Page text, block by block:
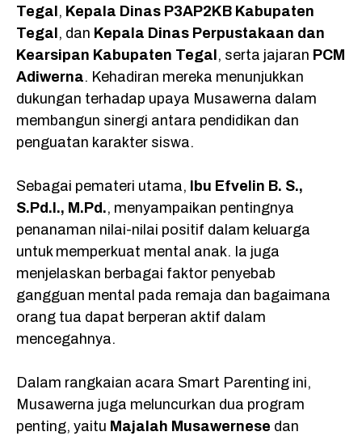
Tegal , Kepala Dinas P3AP2KB Kabupaten
Tegal , dan Kepala Dinas Perpustakaan dan
Kearsipan Kabupaten Tegal , serta jajaran PCM
Adiwerna. Kehadiran mereka menunjukkan
dukungan terhadap upaya Musawerna dalam
membangun sinergi antara pendidikan dan
penguatan karakter siswa.
Sebagai pemateri utama,
Ibu Efvelin B. S.,
S.Pd.I., M.Pd., menyampaikan pentingnya
penanaman nilai-nilai positif dalam keluarga
untuk memperkuat mental anak. Ia juga
menjelaskan berbagai faktor penyebab
gangguan mental pada remaja dan bagaimana
orang tua dapat berperan aktif dalam
mencegahnya.
Dalam rangkaian acara Smart Parenting ini,
Musawerna juga meluncurkan dua program
penting, yaitu Majalah Musawernese dan